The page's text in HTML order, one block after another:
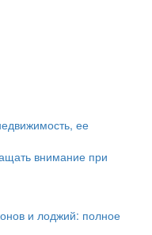
ее
внимание при
и лоджий: полное